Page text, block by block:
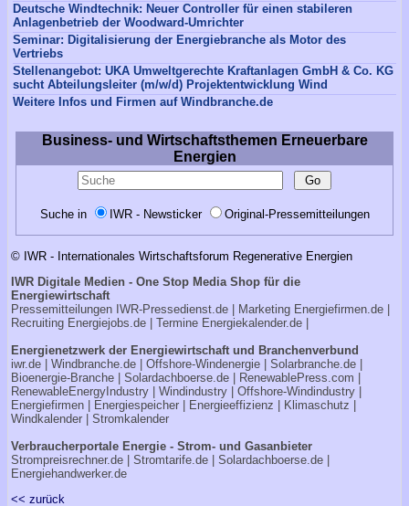
Deutsche Windtechnik: Neuer Controller für einen stabileren
Anlagenbetrieb der Woodward-Umrichter
Seminar: Digitalisierung der Energiebranche als Motor des
Vertriebs
Stellenangebot: UKA Umweltgerechte Kraftanlagen GmbH & Co. KG
sucht Abteilungsleiter (m/w/d) Projektentwicklung Wind
Weitere Infos und Firmen auf Windbranche.de
Business- und Wirtschaftsthemen Erneuerbare
Energien
Suche in IWR - Newsticker Original-Pressemitteilungen
© IWR - Internationales Wirtschaftsforum Regenerative Energien
IWR Digitale Medien - One Stop Media Shop für die
Energiewirtschaft
Pressemitteilungen IWR-Pressedienst.de | Marketing Energiefirmen.de
Recruiting Energiejobs.de | Termine Energiekalender.de
Energienetzwerk der Energiewirtschaft und Branchenverbund
iwr.de
Windbranche.de Offshore-Windenergie Solarbranche.de
Bioenergie-Branche
Solardachboerse.de RenewablePress.com
RenewableEnergyIndustry
Windindustry
Offshore-Windindustry |
Energiefirmen
Energiespeicher Energieeffizienz Klimaschutz
Windkalender
Stromkalender
Verbraucherportale Energie - Strom- und Gasanbieter
Strompreisrechner.de
Stromtarife.de Solardachboerse.de
Energiehandwerker.de
<< zurück